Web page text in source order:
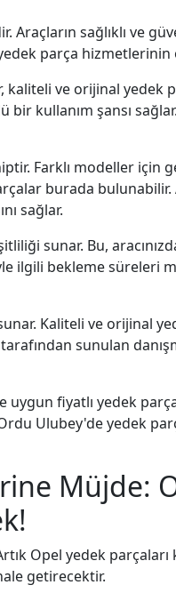
sağlıklı ve
parça hizmetlerinin
ve orijinal yedek
bir kullanım şansı
Farklı modeller için
burada bulunabilir.
sağlar.
sunar. Bu,
ilgili bekleme süreleri
Kaliteli ve orijinal
sunulan
fiyatlı yedek
Ulubey'de yedek
Müjde:
Opel yedek parçaları
getirecektir.